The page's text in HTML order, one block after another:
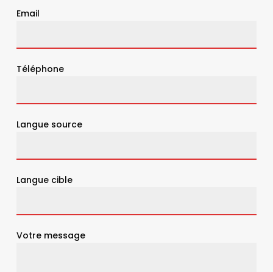
Email
Téléphone
Langue source
Langue cible
Votre message